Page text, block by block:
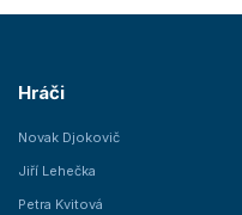
Hráči
Novak Djokovič
Jiří Lehečka
Petra Kvitová